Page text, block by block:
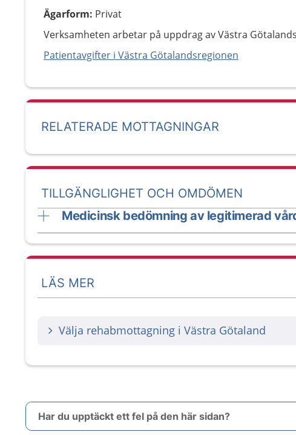
Ägarform: Privat
Verksamheten arbetar på uppdrag av Västra
Patientavgifter i Västra Götalandsregionen
RELATERADE MOTTAGNINGAR
TILLGÄNGLIGHET OCH OMDÖMEN
Medicinsk bedömning av legitimerad
LÄS MER
Välja rehabmottagning i Västra Götaland
Har du upptäckt ett fel på den här sidan?